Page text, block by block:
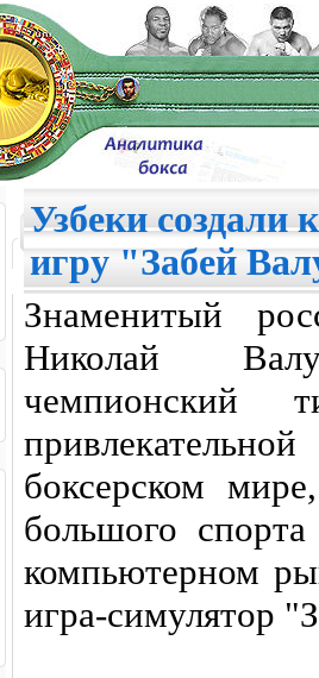
Узбеки создали
игру "Забей
Знаменитый
Николай
чемпионский
боксерском
большого
компьютерном
игра-симулятор